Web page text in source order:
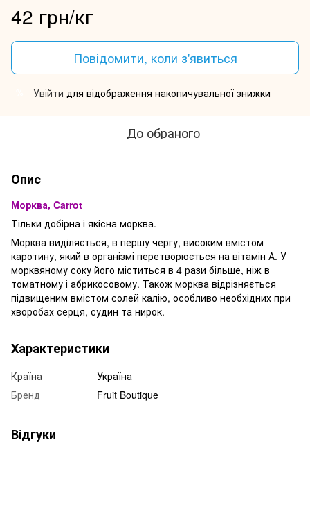
42 грн/кг
Повідомити, коли з'явиться
Увійти для відображення накопичувальної знижки
До обраного
Опис
Морква, Carrot
Тільки добірна і якісна морква.
Морква виділяється, в першу чергу, високим вмістом
каротину, який в організмі перетворюється на вітамін А. У
морквяному соку його міститься в 4 рази більше, ніж в
томатному і абрикосовому. Також морква відрізняється
підвищеним вмістом солей калію, особливо необхідних при
хворобах серця, судин та нирок.
Характеристики
Країна
Україна
Бренд
Fruit Boutique
Відгуки